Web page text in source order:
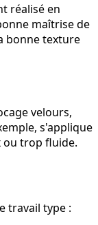
réalisé en
maîtrise de
bonne texture
velours,
s'applique
ou trop fluide.
travail type :